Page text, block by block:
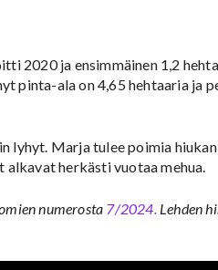
2020 ja ensimmäinen 1,2
pinta-ala on 4,65 hehtaaria ja
lyhyt. Marja tulee poimia
herkästi vuotaa mehua.
numerosta 7/2024.Lehden